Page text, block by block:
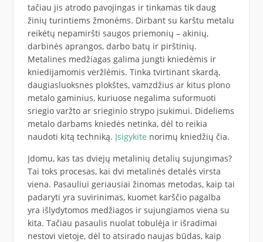
tačiau jis atrodo pavojingas ir tinkamas tik daug
žinių turintiems žmonėms. Dirbant su karštu metalu
reikėtų nepamiršti saugos priemonių – akinių,
darbinės aprangos, darbo batų ir pirštinių.
Metalines medžiagas galima jungti kniedėmis ir
kniedijamomis veržlėmis. Tinka tvirtinant skardą,
daugiasluoksnes plokštes, vamzdžius ar kitus plono
metalo gaminius, kuriuose negalima suformuoti
sriegio varžto ar srieginio strypo įsukimui. Dideliems
metalo darbams kniedės netinka, dėl to reikia
naudoti kitą techniką. Įsigykite norimų kniedžių čia.
Įdomu, kas tas dviejų metalinių detalių sujungimas?
Tai toks procesas, kai dvi metalinės detalės virsta
viena. Pasauliui geriausiai žinomas metodas, kaip tai
padaryti yra suvirinimas, kuomet karščio pagalba
yra išlydytomos medžiagos ir sujungiamos viena su
kita. Tačiau pasaulis nuolat tobulėja ir išradimai
nestovi vietoje, dėl to atsirado naujas būdas, kaip